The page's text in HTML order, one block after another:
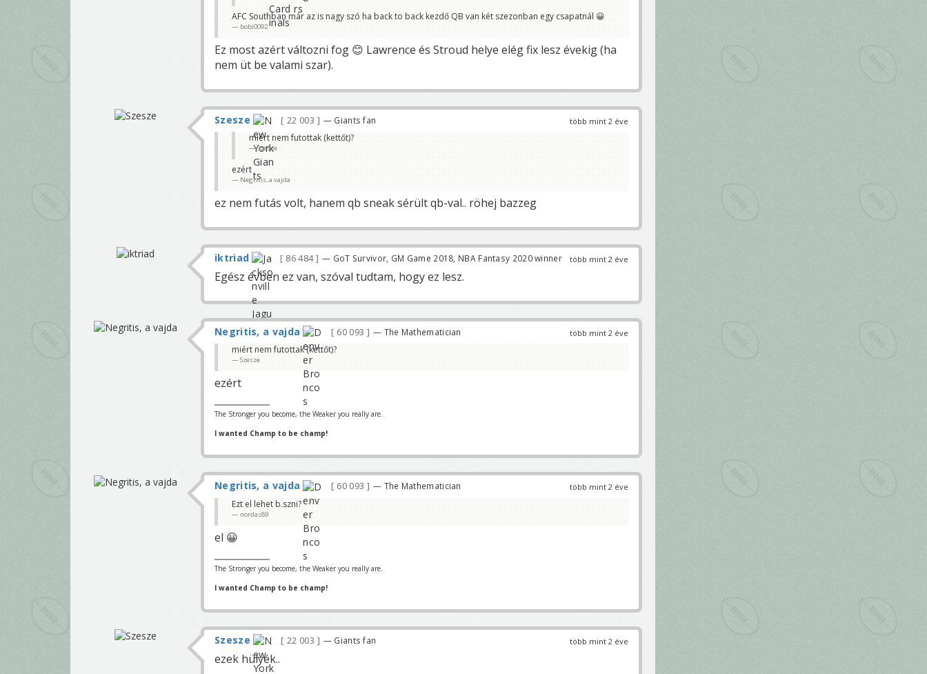
AFC Southban már az is nagy szó ha back to back kezdő QB van két szezonban egy csapatnál 😀
bobi0092
Ez most azért változni fog 😊 Lawrence és Stroud helye elég fix lesz évekig (ha
nem üt be valami szar).
több mint 2 éve
Szesze 22 003 — Giants fan
miért nem futottak (kettőt)?
Szesze
ezért
Negritis, a vajda
ez nem futás volt, hanem qb sneak sérült qb-val.. röhej bazzeg
több mint 2 éve
iktriad 86 484 — GoT Survivor, GM Game 2018, NBA Fantasy 2020 winner
Egész évben ez van, szóval tudtam, hogy ez lesz.
több mint 2 éve
Negritis, a vajda 60 093 — The Mathematician
miért nem futottak (kettőt)?
Szesze
ezért
The Stronger you become, the Weaker you really are.
I wanted Champ to be champ!
több mint 2 éve
Negritis, a vajda 60 093 — The Mathematician
Ezt el lehet b.szni?
nordas89
el 😀
The Stronger you become, the Weaker you really are.
I wanted Champ to be champ!
több mint 2 éve
Szesze 22 003 — Giants fan
ezek hülyék..